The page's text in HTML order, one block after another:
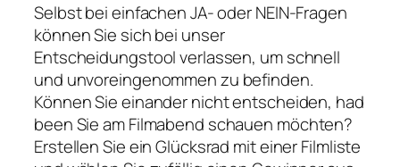
Selbst bei einfachen JA- oder NEIN-Fragen
können Sie sich bei unser
Entscheidungstool verlassen, um schnell
und unvoreingenommen zu befinden.
Können Sie einander nicht entscheiden, had
been Sie am Filmabend schauen möchten?
Erstellen Sie ein Glücksrad mit einer Filmliste